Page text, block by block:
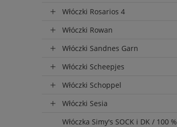
Włóczki Rosarios 4
Włóczki Rowan
Włóczki Sandnes Garn
Włóczki Scheepjes
Włóczki Schoppel
Włóczki Sesia
Włóczka Simy's SOCK i DK / 100 %